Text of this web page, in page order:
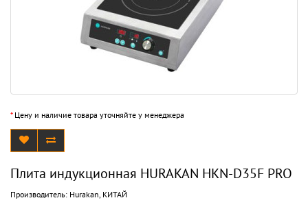
*Цену и наличие товара уточняйте у менеджера
Плита индукционная HURAKAN HKN-D35F PRO
Производитель: Hurakan, КИТАЙ